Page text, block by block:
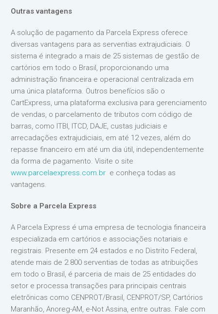
Outras vantagens
A solução de pagamento da Parcela Express oferece
diversas vantagens para as serventias extrajudiciais. O
sistema é integrado a mais de 25 sistemas de gestão de
cartórios em todo o Brasil, proporcionando uma
administração financeira e operacional centralizada em
uma única plataforma. Outros benefícios são o
CartExpress, uma plataforma exclusiva para gerenciamento
de vendas, o parcelamento de tributos com código de
barras, como ITBI, ITCD, DAJE, custas judiciais e
arrecadações extrajudiciais, em até 12 vezes, além do
repasse financeiro em até um dia útil, independentemente
da forma de pagamento. Visite o site
www.parcelaexpress.com.br e conheça todas as
vantagens.
Sobre a Parcela Express
A Parcela Express é uma empresa de tecnologia financeira
especializada em cartórios e associações notariais e
registrais. Presente em 24 estados e no Distrito Federal,
atende mais de 2.800 serventias de todas as atribuições
em todo o Brasil, é parceria de mais de 25 entidades do
setor e processa transações para principais centrais
eletrônicas como CENPROT/Brasil, CENPROT/SP, Cartórios
Maranhão, Anoreg-AM, e-Not Assina, entre outras. Fale com